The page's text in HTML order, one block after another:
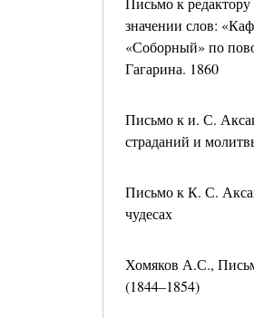
значении слов:
«Соборный» по
Гагарина. 1860
Письмо к и. С.
страданий и
Письмо к К. С.
чудесах
Хомяков А.С.,
(1844–1854)